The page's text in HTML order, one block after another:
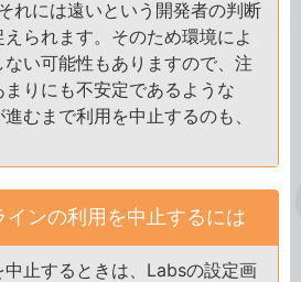
れには遠いという開発者の判断
られます。そのため環境によ
い可能性もありますので、注
りにも不安定であるような
むまで利用を中止するのも、
インの利用を中止するには
止するときは、Labsの設定画